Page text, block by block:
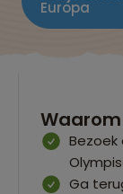
Europa
Bezoek
Ga